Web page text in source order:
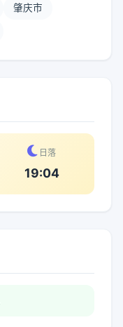
肇庆市
日落
19:04